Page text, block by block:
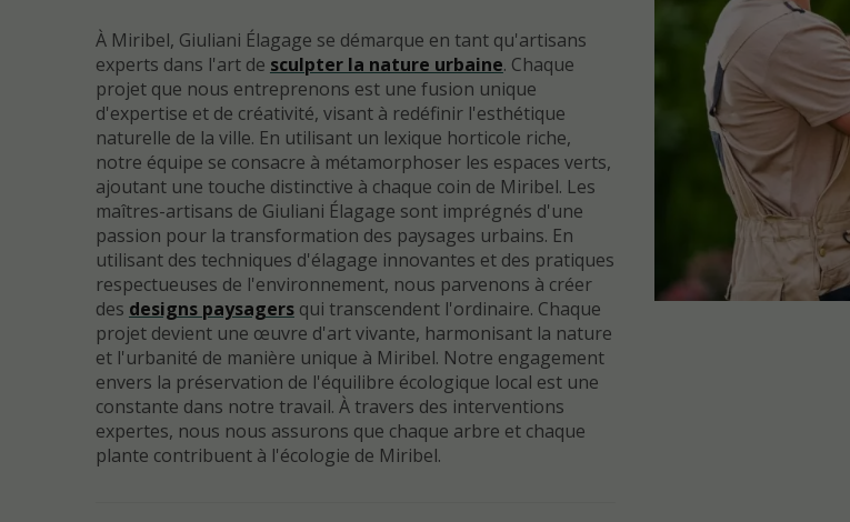
À Miribel, Giuliani Élagage se démarque en tant qu'artisans
experts dans l'art de sculpter la nature urbaine. Chaque
projet que nous entreprenons est une fusion unique
d'expertise et de créativité, visant à redéfinir l'esthétique
naturelle de la ville. En utilisant un lexique horticole riche,
notre équipe se consacre à métamorphoser les espaces verts,
ajoutant une touche distinctive à chaque coin de Miribel. Les
maîtres-artisans de Giuliani Élagage sont imprégnés d'une
passion pour la transformation des paysages urbains. En
utilisant des techniques d'élagage innovantes et des pratiques
respectueuses de l'environnement, nous parvenons à créer
des designs paysagersqui transcendent l'ordinaire. Chaque
projet devient une œuvre d'art vivante, harmonisant la nature
et l'urbanité de manière unique à Miribel. Notre engagement
envers la préservation de l'équilibre écologique local est une
constante dans notre travail. À travers des interventions
expertes, nous nous assurons que chaque arbre et chaque
plante contribuent à l'écologie de Miribel.